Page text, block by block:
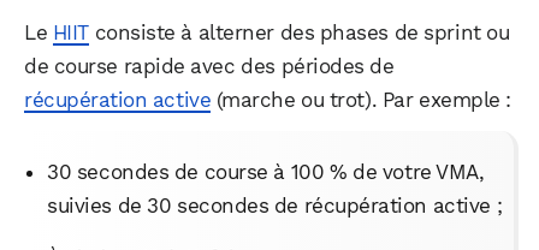
Le HIITconsiste à alterner des phases de sprint ou
de course rapide avec des périodes de
récupération active (marche ou trot). Par exemple :
30 secondes de course à 100 % de votre VMA,
suivies de 30 secondes de récupération active ;